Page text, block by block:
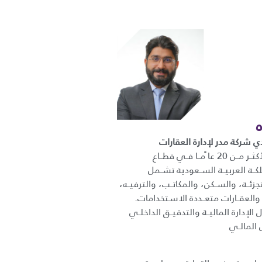
شركة مدر لإدارة العقارات
خبــرة عمليــة تمتــد لأكثــر مــن 20 عا ًمــا فــي قطــاع
العربيــة الســعودية تشــمل
والســكن، والمكاتــب، والترفيــه،
متعــددة الاسـتخدامات.
الماليــة والتدقيــق الداخلــي
المالــي